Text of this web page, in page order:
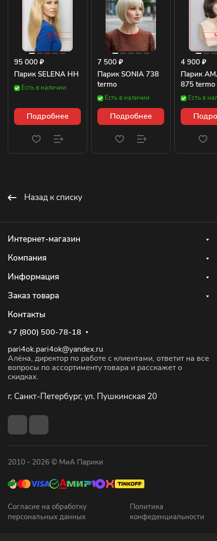
95 000 ₽
Парик SELENA HH
Есть в наличии
Подробнее
7 500 ₽
Парик SONIA 738
termo
Есть в наличии
Подробнее
4 900 ₽
Парик
875 termo
Есть в
Назад к списку
Интернет-магазин
Компания
Информация
Заказ товара
Контакты
+7 (800) 500-78-18
pari4ok.pari4ok@yandex.ru
Алёна, директор по работе с клиентами, ответит на все
вопросы по ассортименту товара и расскажет о
скидках.
г. Санкт-Петербург, ул. Пушкинская 20
2010 - 2026 © МиА Парики
Согласие на обработку
персональных данных
Политика
конфеденциальности